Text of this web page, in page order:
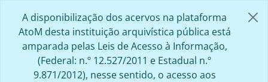
A disponibilização dos acervos na plataforma
AtoM desta instituição arquivística pública está
amparada pelas Leis de Acesso à Informação,
(Federal: n.º 12.527/2011 e Estadual n.º
9.871/2012), nesse sentido, o acesso aos